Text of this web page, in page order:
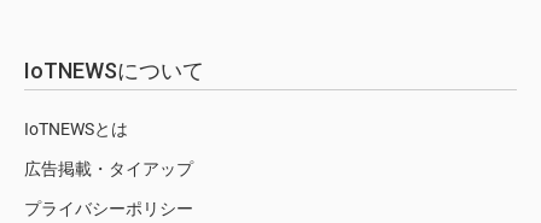
IoTNEWSについて
IoTNEWSとは
広告掲載・タイアップ
プライバシーポリシー